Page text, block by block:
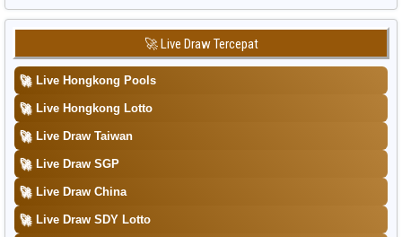
Data Togel Sydney
Data Togel Sydney Lottery
Data Togel Sydney Lottery 6d
Data Togel Sydney Lotto
Data Togel Sydney Pools 6d
Data Togel Taipei
Data Togel Taiwan
🚀 Live Draw Tercepat
🚀 Live Hongkong Pools
🚀 Live Hongkong Lotto
🚀 Live Draw Taiwan
🚀 Live Draw SGP
🚀 Live Draw China
🚀 Live Draw SDY Lotto